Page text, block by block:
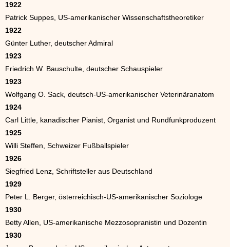
1922
Patrick Suppes, US-amerikanischer Wissenschaftstheoretiker
1922
Günter Luther, deutscher Admiral
1923
Friedrich W. Bauschulte, deutscher Schauspieler
1923
Wolfgang O. Sack, deutsch-US-amerikanischer Veterinäranatom
1924
Carl Little, kanadischer Pianist, Organist und Rundfunkproduzent
1925
Willi Steffen, Schweizer Fußballspieler
1926
Siegfried Lenz, Schriftsteller aus Deutschland
1929
Peter L. Berger, österreichisch-US-amerikanischer Soziologe
1930
Betty Allen, US-amerikanische Mezzosopranistin und Dozentin
1930